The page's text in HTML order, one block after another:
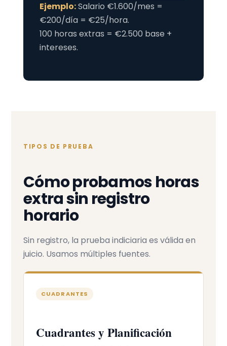
Ejemplo:Salario €1.600/mes =
€200/día = €25/hora.
100 horas extras = €2.500 base +
intereses.
TIPOS DE PRUEBA
Cómo probamos horas
extra sin registro
horario
Sin registro, la prueba indiciaria es válida en
juicio. Usamos múltiples fuentes.
CUADRANTES
Cuadrantes y Planificación